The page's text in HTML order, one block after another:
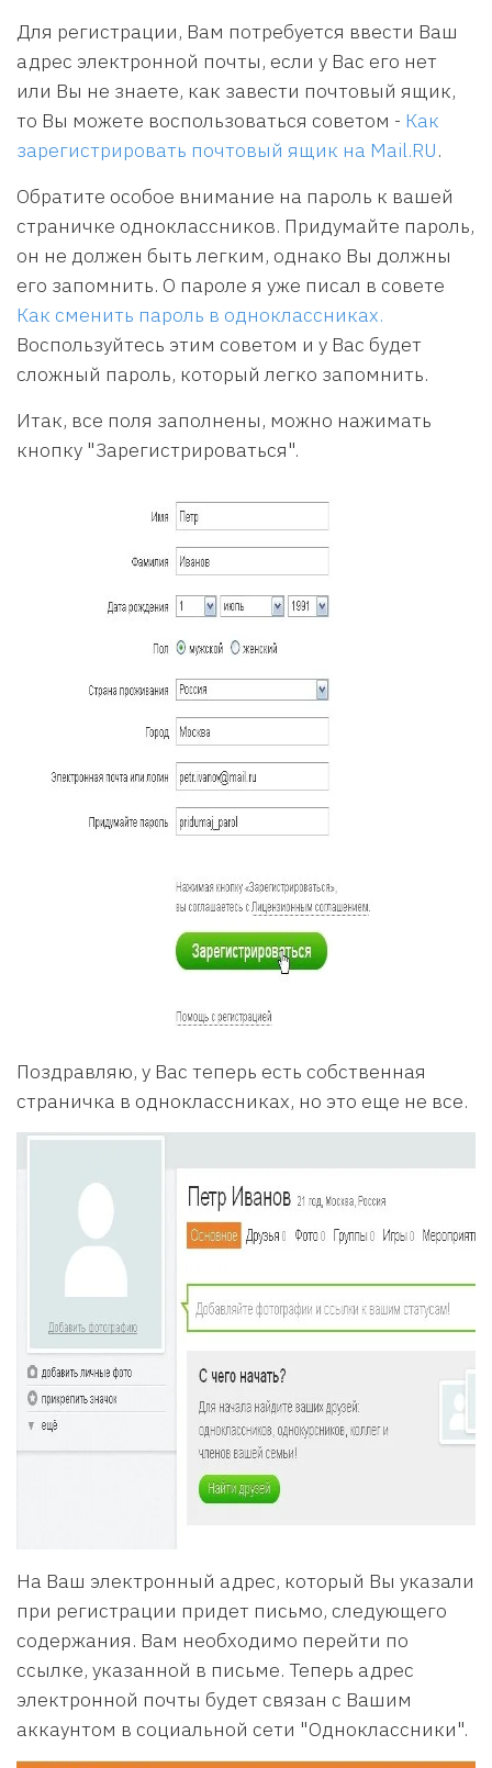
Для регистрации, Вам потребуется ввести Ваш
адрес электронной почты, если у Вас его нет
или Вы не знаете, как завести почтовый ящик,
то Вы можете воспользоваться советом - Как
зарегистрировать почтовый ящик на Mail.RU.
Обратите особое внимание на пароль к вашей
страничке одноклассников. Придумайте пароль,
он не должен быть легким, однако Вы должны
его запомнить. О пароле я уже писал в совете
Как сменить пароль в одноклассниках.
Воспользуйтесь этим советом и у Вас будет
сложный пароль, который легко запомнить.
Итак, все поля заполнены, можно нажимать
кнопку "Зарегистрироваться".
Поздравляю, у Вас теперь есть собственная
страничка в одноклассниках, но это еще не все.
На Ваш электронный адрес, который Вы указали
при регистрации придет письмо, следующего
содержания. Вам необходимо перейти по
ссылке, указанной в письме. Теперь адрес
электронной почты будет связан с Вашим
аккаунтом в социальной сети "Одноклассники".